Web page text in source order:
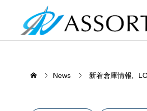
News 新着倉庫情報